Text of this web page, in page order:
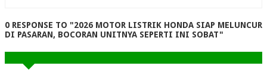
0 RESPONSE TO "2026 MOTOR LISTRIK HONDA SIAP MELUNCUR
DI PASARAN, BOCORAN UNITNYA SEPERTI INI SOBAT"